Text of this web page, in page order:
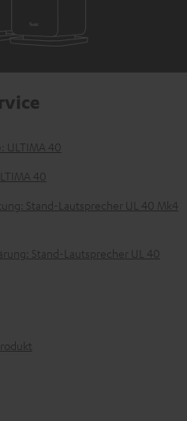
ULTIMA 40
40
Stand-Lautsprecher UL 40 Mk4
Stand-Lautsprecher UL 40